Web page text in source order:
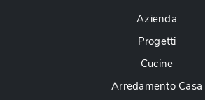
Azienda
Progetti
Cucine
Arredamento Casa